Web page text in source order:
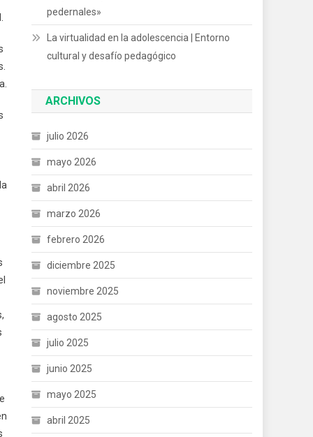
pedernales»
La virtualidad en la adolescencia | Entorno
cultural y desafío pedagógico
ARCHIVOS
julio 2026
mayo 2026
abril 2026
marzo 2026
febrero 2026
diciembre 2025
noviembre 2025
agosto 2025
julio 2025
junio 2025
mayo 2025
abril 2025